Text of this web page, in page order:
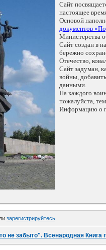
Сайт
настоящее
Основой
документов
Министерства
Сайт создан в
бережно
Отечество,
Сайт задуман,
войны,
данными.
На каждого
пожалуйста,
Информацию о
зарегистрируйтесь.
не забыто". Всенародная Книга